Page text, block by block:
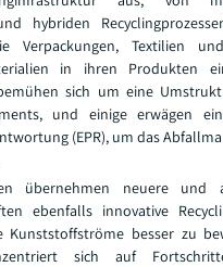
hybriden
Verpackungen, Textilien
in ihren Produkten
sich um eine
und einige erwägen
(EPR), um das
übernehmen neuere und
ebenfalls innovative
Kunststoffströme besser zu
sich auf